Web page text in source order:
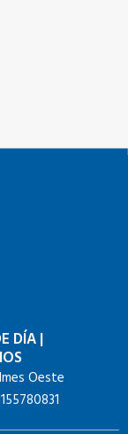
DÍA|
Oeste